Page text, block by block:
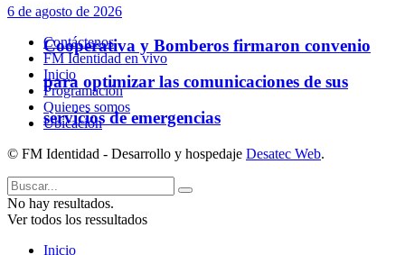
Cooperativa y Bomberos firmaron convenio
para optimizar las comunicaciones de sus
servicios de emergencias
6 de agosto de 2026
Contáctenos
FM Identidad en vivo
Inicio
Programación
Quienes somos
Ubicación
© FM Identidad - Desarrollo y hospedaje Desatec Web.
No hay resultados.
Ver todos los ressultados
Inicio